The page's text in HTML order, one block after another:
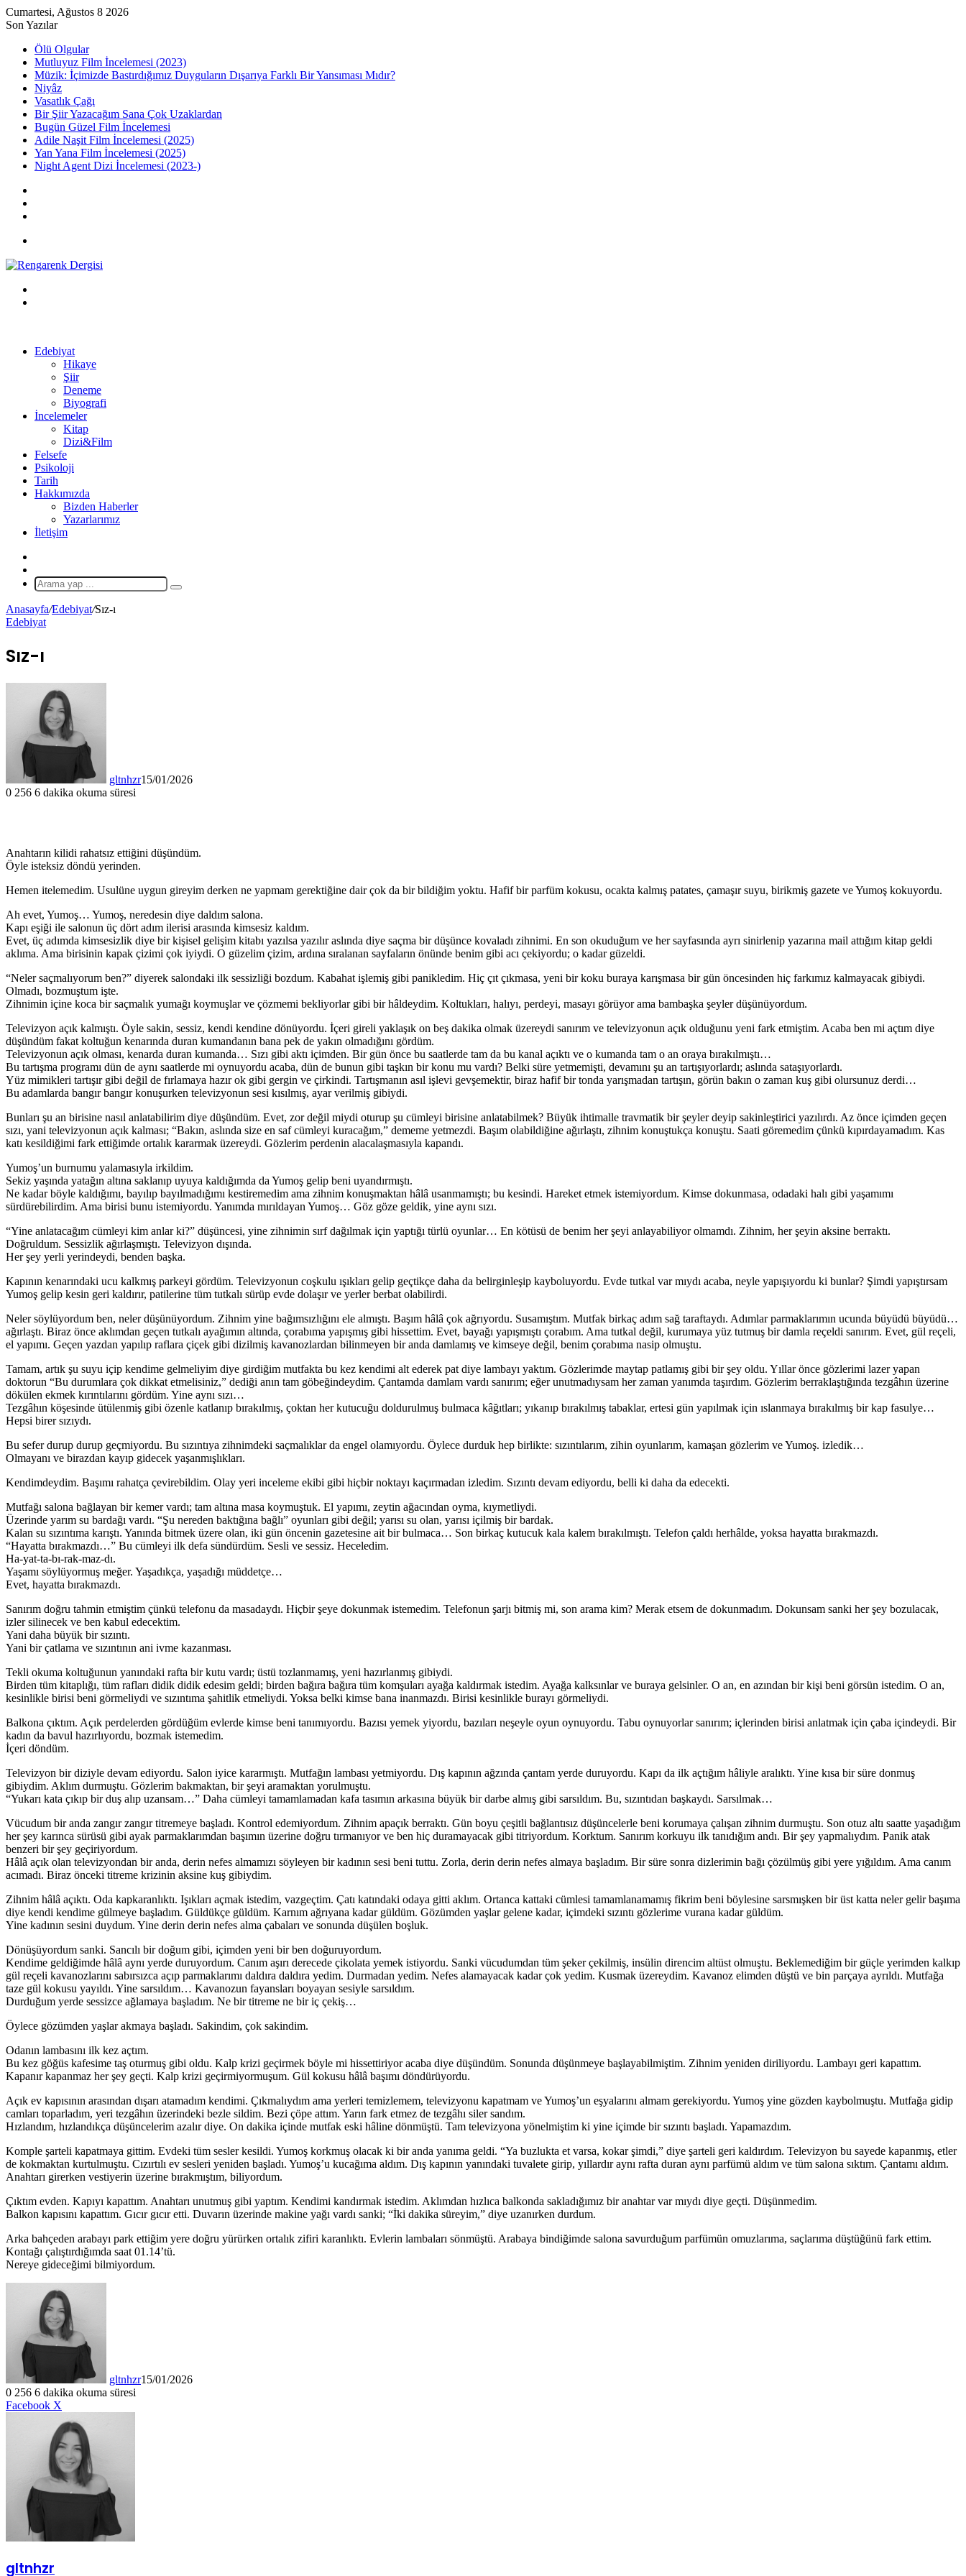
Cumartesi, Ağustos 8 2026
Son Yazılar
Ölü Olgular
Mutluyuz Film İncelemesi (2023)
Müzik: İçimizde Bastırdığımız Duyguların Dışarıya Farklı Bir Yansıması Mıdır?
Niyâz
Vasatlık Çağı
Bir Şiir Yazacağım Sana Çok Uzaklardan
Bugün Güzel Film İncelemesi
Adile Naşit Film İncelemesi (2025)
Yan Yana Film İncelemesi (2025)
Night Agent Dizi İncelemesi (2023-)
Edebiyat
Hikaye
Şiir
Deneme
Biyografi
İncelemeler
Kitap
Dizi&Film
Felsefe
Psikoloji
Tarih
Hakkımızda
Bizden Haberler
Yazarlarımız
İletişim
Makale
Arama
Anasayfa/Edebiyat/Sız-ı
Edebiyat
Sız-ı
gltnhzr15/01/2026
0 256 6 dakika okuma süresi
Anahtarın kilidi rahatsız ettiğini düşündüm.
Öyle isteksiz döndü yerinden.
Hemen itelemedim. Usulüne uygun gireyim derken ne yapmam gerektiğine dair çok da bir bildiğim yoktu. Hafif bir parfüm kokusu, ocakta kalmış patates, çamaşır suyu, birikmiş gazete ve Yumoş kokuyordu.
Ah evet, Yumoş… Yumoş, neredesin diye daldım salona.
Kapı eşiği ile salonun üç dört adım ilerisi arasında kimsesiz kaldım.
Evet, üç adımda kimsesizlik diye bir kişisel gelişim kitabı yazılsa yazılır aslında diye saçma bir düşünce kovaladı zihnimi. En son okuduğum ve her sayfasında ayrı sinirlenip yazarına mail attığım kitap geldi
aklıma. Ama birisinin kapak çizimi çok iyiydi. O güzelim çizim, ardına sıralanan sayfaların önünde benim gibi acı çekiyordu; o kadar güzeldi.
“Neler saçmalıyorum ben?” diyerek salondaki ilk sessizliği bozdum. Kabahat işlemiş gibi panikledim. Hiç çıt çıkmasa, yeni bir koku buraya karışmasa bir gün öncesinden hiç farkımız kalmayacak gibiydi.
Olmadı, bozmuştum işte.
Zihnimin içine koca bir saçmalık yumağı koymuşlar ve çözmemi bekliyorlar gibi bir hâldeydim. Koltukları, halıyı, perdeyi, masayı görüyor ama bambaşka şeyler düşünüyordum.
Televizyon açık kalmıştı. Öyle sakin, sessiz, kendi kendine dönüyordu. İçeri gireli yaklaşık on beş dakika olmak üzereydi sanırım ve televizyonun açık olduğunu yeni fark etmiştim. Acaba ben mi açtım diye
düşündüm fakat koltuğun kenarında duran kumandanın bana pek de yakın olmadığını gördüm.
Televizyonun açık olması, kenarda duran kumanda… Sızı gibi aktı içimden. Bir gün önce bu saatlerde tam da bu kanal açıktı ve o kumanda tam o an oraya bırakılmıştı…
Bu tartışma programı dün de aynı saatlerde mi oynuyordu acaba, dün de bunun gibi taşkın bir konu mu vardı? Belki süre yetmemişti, devamını şu an tartışıyorlardı; aslında sataşıyorlardı.
Yüz mimikleri tartışır gibi değil de fırlamaya hazır ok gibi gergin ve çirkindi. Tartışmanın asıl işlevi gevşemektir, biraz hafif bir tonda yarışmadan tartışın, görün bakın o zaman kuş gibi olursunuz derdi…
Bu adamlarda bangır bangır konuşurken televizyonun sesi kısılmış, ayar verilmiş gibiydi.
Bunları şu an birisine nasıl anlatabilirim diye düşündüm. Evet, zor değil miydi oturup şu cümleyi birisine anlatabilmek? Büyük ihtimalle travmatik bir şeyler deyip sakinleştirici yazılırdı. Az önce içimden geçen
sızı, yani televizyonun açık kalması; “Bakın, aslında size en saf cümleyi kuracağım,” dememe yetmezdi. Başım olabildiğine ağırlaştı, zihnim konuştukça konuştu. Saati göremedim çünkü kıpırdayamadım. Kas
katı kesildiğimi fark ettiğimde ortalık kararmak üzereydi. Gözlerim perdenin alacalaşmasıyla kapandı.
Yumoş’un burnumu yalamasıyla irkildim.
Sekiz yaşında yatağın altına saklanıp uyuya kaldığımda da Yumoş gelip beni uyandırmıştı.
Ne kadar böyle kaldığımı, bayılıp bayılmadığımı kestiremedim ama zihnim konuşmaktan hâlâ usanmamıştı; bu kesindi. Hareket etmek istemiyordum. Kimse dokunmasa, odadaki halı gibi yaşamımı
sürdürebilirdim. Ama birisi bunu istemiyordu. Yanımda mırıldayan Yumoş… Göz göze geldik, yine aynı sızı.
“Yine anlatacağım cümleyi kim anlar ki?” düşüncesi, yine zihnimin sırf dağılmak için yaptığı türlü oyunlar… En kötüsü de benim her şeyi anlayabiliyor olmamdı. Zihnim, her şeyin aksine berraktı.
Doğruldum. Sessizlik ağırlaşmıştı. Televizyon dışında.
Her şey yerli yerindeydi, benden başka.
Kapının kenarındaki ucu kalkmış parkeyi gördüm. Televizyonun coşkulu ışıkları gelip geçtikçe daha da belirginleşip kayboluyordu. Evde tutkal var mıydı acaba, neyle yapışıyordu ki bunlar? Şimdi yapıştırsam
Yumoş gelip kesin geri kaldırır, patilerine tüm tutkalı sürüp evde dolaşır ve yerler berbat olabilirdi.
Neler söylüyordum ben, neler düşünüyordum. Zihnim yine bağımsızlığını ele almıştı. Başım hâlâ çok ağrıyordu. Susamıştım. Mutfak birkaç adım sağ taraftaydı. Adımlar parmaklarımın ucunda büyüdü büyüdü…
ağırlaştı. Biraz önce aklımdan geçen tutkalı ayağımın altında, çorabıma yapışmış gibi hissettim. Evet, bayağı yapışmıştı çorabım. Ama tutkal değil, kurumaya yüz tutmuş bir damla reçeldi sanırım. Evet, gül reçeli,
el yapımı. Geçen yazdan yapılıp raflara çiçek gibi dizilmiş kavanozlardan bilinmeyen bir anda damlamış ve kimseye değil, benim çorabıma nasip olmuştu.
Tamam, artık şu suyu içip kendime gelmeliyim diye girdiğim mutfakta bu kez kendimi alt ederek pat diye lambayı yaktım. Gözlerimde maytap patlamış gibi bir şey oldu. Yıllar önce gözlerimi lazer yapan
doktorun “Bu durumlara çok dikkat etmelisiniz,” dediği anın tam göbeğindeydim. Çantamda damlam vardı sanırım; eğer unutmadıysam her zaman yanımda taşırdım. Gözlerim berraklaştığında tezgâhın üzerine
dökülen ekmek kırıntılarını gördüm. Yine aynı sızı…
Tezgâhın köşesinde ütülenmiş gibi özenle katlanıp bırakılmış, çoktan her kutucuğu doldurulmuş bulmaca kâğıtları; yıkanıp bırakılmış tabaklar, ertesi gün yapılmak için ıslanmaya bırakılmış bir kap fasulye…
Hepsi birer sızıydı.
Bu sefer durup durup geçmiyordu. Bu sızıntıya zihnimdeki saçmalıklar da engel olamıyordu. Öylece durduk hep birlikte: sızıntılarım, zihin oyunlarım, kamaşan gözlerim ve Yumoş. izledik…
Olmayanı ve birazdan kayıp gidecek yaşanmışlıkları.
Kendimdeydim. Başımı rahatça çevirebildim. Olay yeri inceleme ekibi gibi hiçbir noktayı kaçırmadan izledim. Sızıntı devam ediyordu, belli ki daha da edecekti.
Mutfağı salona bağlayan bir kemer vardı; tam altına masa koymuştuk. El yapımı, zeytin ağacından oyma, kıymetliydi.
Üzerinde yarım su bardağı vardı. “Şu nereden baktığına bağlı” oyunları gibi değil; yarısı su olan, yarısı içilmiş bir bardak.
Kalan su sızıntıma karıştı. Yanında bitmek üzere olan, iki gün öncenin gazetesine ait bir bulmaca… Son birkaç kutucuk kala kalem bırakılmıştı. Telefon çaldı herhâlde, yoksa hayatta bırakmazdı.
“Hayatta bırakmazdı…” Bu cümleyi ilk defa sündürdüm. Sesli ve sessiz. Heceledim.
Ha-yat-ta-bı-rak-maz-dı.
Yaşamı söylüyormuş meğer. Yaşadıkça, yaşadığı müddetçe…
Evet, hayatta bırakmazdı.
Sanırım doğru tahmin etmiştim çünkü telefonu da masadaydı. Hiçbir şeye dokunmak istemedim. Telefonun şarjı bitmiş mi, son arama kim? Merak etsem de dokunmadım. Dokunsam sanki her şey bozulacak,
izler silinecek ve ben kabul edecektim.
Yani daha büyük bir sızıntı.
Yani bir çatlama ve sızıntının ani ivme kazanması.
Tekli okuma koltuğunun yanındaki rafta bir kutu vardı; üstü tozlanmamış, yeni hazırlanmış gibiydi.
Birden tüm kitaplığı, tüm rafları didik didik edesim geldi; birden bağıra bağıra tüm komşuları ayağa kaldırmak istedim. Ayağa kalksınlar ve buraya gelsinler. O an, en azından bir kişi beni görsün istedim. O an,
kesinlikle birisi beni görmeliydi ve sızıntıma şahitlik etmeliydi. Yoksa belki kimse bana inanmazdı. Birisi kesinlikle burayı görmeliydi.
Balkona çıktım. Açık perdelerden gördüğüm evlerde kimse beni tanımıyordu. Bazısı yemek yiyordu, bazıları neşeyle oyun oynuyordu. Tabu oynuyorlar sanırım; içlerinden birisi anlatmak için çaba içindeydi. Bir
kadın da bavul hazırlıyordu, bozmak istemedim.
İçeri döndüm.
Televizyon bir diziyle devam ediyordu. Salon iyice kararmıştı. Mutfağın lambası yetmiyordu. Dış kapının ağzında çantam yerde duruyordu. Kapı da ilk açtığım hâliyle aralıktı. Yine kısa bir süre donmuş
gibiydim. Aklım durmuştu. Gözlerim bakmaktan, bir şeyi aramaktan yorulmuştu.
“Yukarı kata çıkıp bir duş alıp uzansam…” Daha cümleyi tamamlamadan kafa tasımın arkasına büyük bir darbe almış gibi sarsıldım. Bu, sızıntıdan başkaydı. Sarsılmak…
Vücudum bir anda zangır zangır titremeye başladı. Kontrol edemiyordum. Zihnim apaçık berraktı. Gün boyu çeşitli bağlantısız düşüncelerle beni korumaya çalışan zihnim durmuştu. Son otuz altı saatte yaşadığım
her şey karınca sürüsü gibi ayak parmaklarımdan başımın üzerine doğru tırmanıyor ve ben hiç duramayacak gibi titriyordum. Korktum. Sanırım korkuyu ilk tanıdığım andı. Bir şey yapmalıydım. Panik atak
benzeri bir şey geçiriyordum.
Hâlâ açık olan televizyondan bir anda, derin nefes almamızı söyleyen bir kadının sesi beni tuttu. Zorla, derin derin nefes almaya başladım. Bir süre sonra dizlerimin bağı çözülmüş gibi yere yığıldım. Ama canım
acımadı. Biraz önceki titreme krizinin aksine kuş gibiydim.
Zihnim hâlâ açıktı. Oda kapkaranlıktı. Işıkları açmak istedim, vazgeçtim. Çatı katındaki odaya gitti aklım. Ortanca kattaki cümlesi tamamlanamamış fikrim beni böylesine sarsmışken bir üst katta neler gelir başıma
diye kendi kendime gülmeye başladım. Güldükçe güldüm. Karnım ağrıyana kadar güldüm. Gözümden yaşlar gelene kadar, içimdeki sızıntı gözlerime vurana kadar güldüm.
Yine kadının sesini duydum. Yine derin derin nefes alma çabaları ve sonunda düşülen boşluk.
Dönüşüyordum sanki. Sancılı bir doğum gibi, içimden yeni bir ben doğuruyordum.
Kendime geldiğimde hâlâ aynı yerde duruyordum. Canım aşırı derecede çikolata yemek istiyordu. Sanki vücudumdan tüm şeker çekilmiş, insülin direncim altüst olmuştu. Beklemediğim bir güçle yerimden kalkıp
gül reçeli kavanozlarını sabırsızca açıp parmaklarımı daldıra daldıra yedim. Durmadan yedim. Nefes alamayacak kadar çok yedim. Kusmak üzereydim. Kavanoz elimden düştü ve bin parçaya ayrıldı. Mutfağa
taze gül kokusu yayıldı. Yine sarsıldım… Kavanozun fayansları boyayan sesiyle sarsıldım.
Durduğum yerde sessizce ağlamaya başladım. Ne bir titreme ne bir iç çekiş…
Öylece gözümden yaşlar akmaya başladı. Sakindim, çok sakindim.
Odanın lambasını ilk kez açtım.
Bu kez göğüs kafesime taş oturmuş gibi oldu. Kalp krizi geçirmek böyle mi hissettiriyor acaba diye düşündüm. Sonunda düşünmeye başlayabilmiştim. Zihnim yeniden diriliyordu. Lambayı geri kapattım.
Kapanır kapanmaz her şey geçti. Kalp krizi geçirmiyormuşum. Gül kokusu hâlâ başımı döndürüyordu.
Açık ev kapısının arasından dışarı atamadım kendimi. Çıkmalıydım ama yerleri temizlemem, televizyonu kapatmam ve Yumoş’un eşyalarını almam gerekiyordu. Yumoş yine gözden kaybolmuştu. Mutfağa gidip
camları toparladım, yeri tezgâhın üzerindeki bezle sildim. Bezi çöpe attım. Yarın fark etmez de tezgâhı siler sandım.
Hızlandım, hızlandıkça düşüncelerim azalır diye. On dakika içinde mutfak eski hâline dönmüştü. Tam televizyona yönelmiştim ki yine içimde bir sızıntı başladı. Yapamazdım.
Komple şarteli kapatmaya gittim. Evdeki tüm sesler kesildi. Yumoş korkmuş olacak ki bir anda yanıma geldi. “Ya buzlukta et varsa, kokar şimdi,” diye şarteli geri kaldırdım. Televizyon bu sayede kapanmış, etler
de kokmaktan kurtulmuştu. Cızırtılı ev sesleri yeniden başladı. Yumoş’u kucağıma aldım. Dış kapının yanındaki tuvalete girip, yıllardır aynı rafta duran aynı parfümü aldım ve tüm salona sıktım. Çantamı aldım.
Anahtarı girerken vestiyerin üzerine bırakmıştım, biliyordum.
Çıktım evden. Kapıyı kapattım. Anahtarı unutmuş gibi yaptım. Kendimi kandırmak istedim. Aklımdan hızlıca balkonda sakladığımız bir anahtar var mıydı diye geçti. Düşünmedim.
Balkon kapısını kapattım. Gıcır gıcır etti. Duvarın üzerinde makine yağı vardı sanki; “İki dakika süreyim,” diye uzanırken durdum.
Arka bahçeden arabayı park ettiğim yere doğru yürürken ortalık zifiri karanlıktı. Evlerin lambaları sönmüştü. Arabaya bindiğimde salona savurduğum parfümün omuzlarıma, saçlarıma düştüğünü fark ettim.
Kontağı çalıştırdığımda saat 01.14’tü.
Nereye gideceğimi bilmiyordum.
gltnhzr15/01/2026
0 256 6 dakika okuma süresi
Facebook X
Posta
ile
paylaş
gltnhzr